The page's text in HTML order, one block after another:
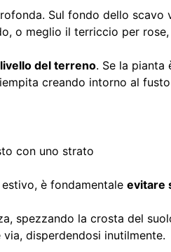
Sul fondo dello scavo
o meglio il terriccio per rose,
del terreno. Se la pianta
creando intorno al
con uno strato
è fondamentale evitare
spezzando la crosta del
disperdendosi inutilmente.